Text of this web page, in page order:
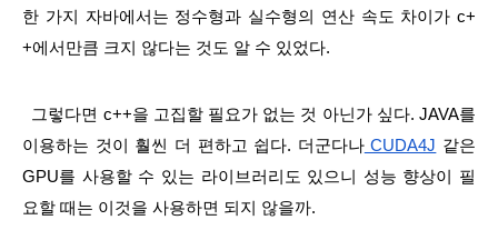
한 가지 자바에서는 정수형과 실수형의 연산 속도 차이가 c+
+에서만큼 크지 않다는 것도 알 수 있었다.
이용하는 것이 훨씬 더 편하고 쉽다. 더군다나 CUDA4J 같은
GPU를 사용할 수 있는 라이브러리도 있으니 성능 향상이 필
요할 때는 이것을 사용하면 되지 않을까.